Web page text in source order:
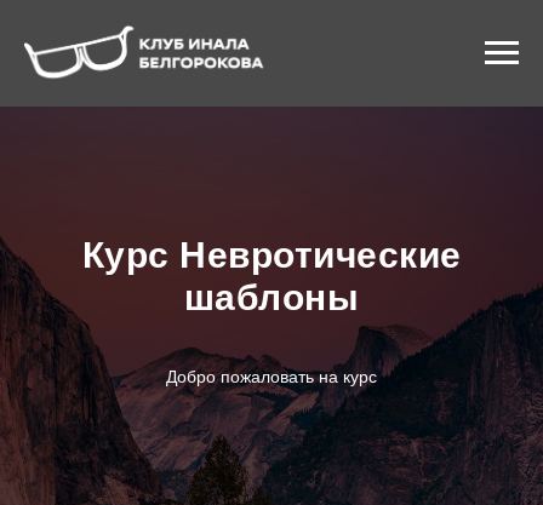
Курс Невротические
шаблоны
Добро пожаловать на курс